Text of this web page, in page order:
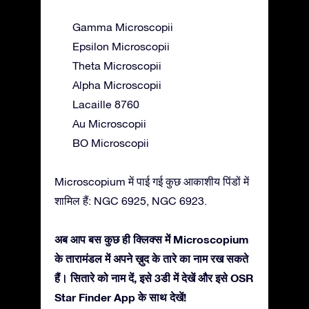
Gamma Microscopii
Epsilon Microscopii
Theta Microscopii
Alpha Microscopii
Lacaille 8760
Au Microscopii
BO Microscopii
Microscopium में पाई गई कुछ आकाशीय पिंडों में
शामिल हैं: NGC 6925, NGC 6923.
अब आप बस कुछ ही क्लिक्स में Microscopium
के तारामंडल में अपने ख़ुद के तारे का नाम रख सकते
हैं। सितारे को नाम दें, इसे 3डी में देखें और इसे OSR
Star Finder App के साथ देखें!